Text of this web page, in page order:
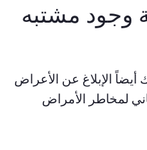
وجود مشتبه
أيضاً الإبلاغ عن الأعراض
لمخاطر الأمراض